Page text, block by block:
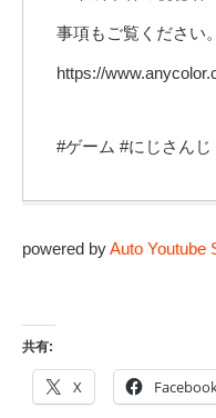
事項もご覧ください。
https://
#ゲーム #にじさんじ
powered byAuto Youtube
共有:
X